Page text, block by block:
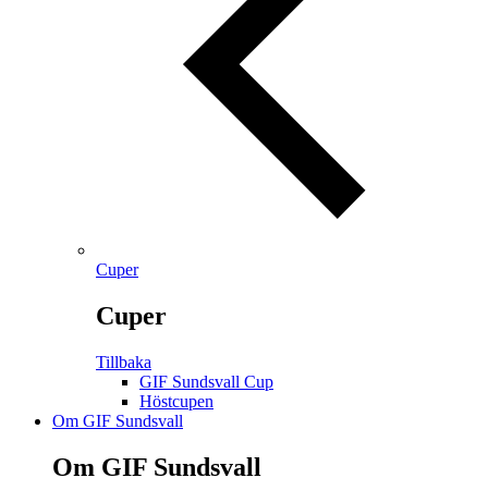
Cuper
Cuper
Tillbaka
GIF Sundsvall Cup
Höstcupen
Om GIF Sundsvall
Om GIF Sundsvall